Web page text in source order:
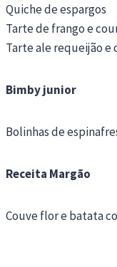
Quiche de espargos
Tarte de frango e
Tarte ale requeijão e
Bimby junior
Bolinhas de
Receita Margão
Couve flor e batata